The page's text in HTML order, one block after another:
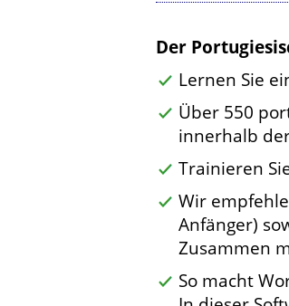
Der
Lernen Sie
Über 550
innerhalb
Trainieren
Wir
Anfänger)
Zusammen
So macht